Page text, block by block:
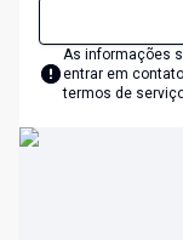
As informações
entrar em
termos de